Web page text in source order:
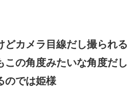
どカメラ目線だし撮られる
この角度みたいな角度だし
のでは姫様